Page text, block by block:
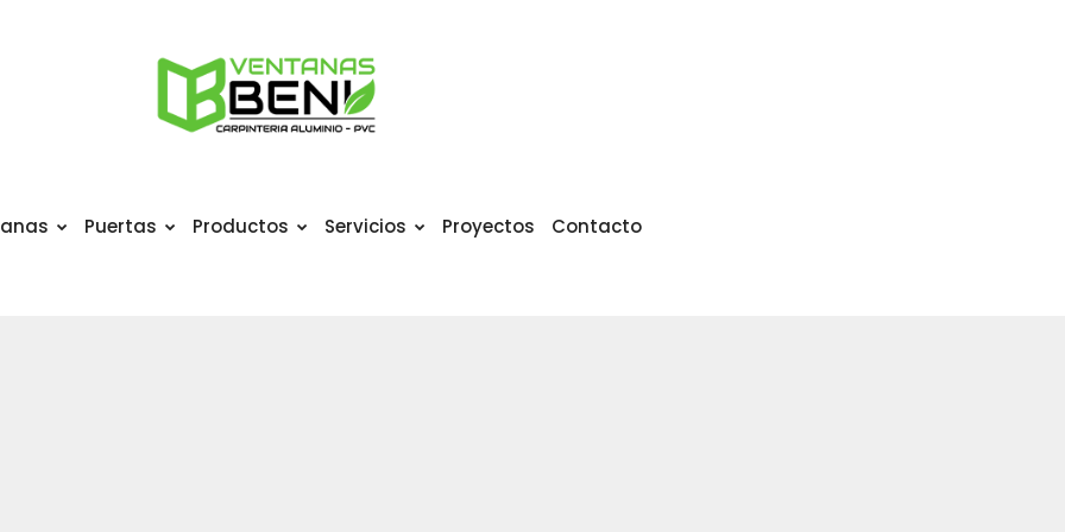
Puertas Productos Servicios Proyectos Contacto